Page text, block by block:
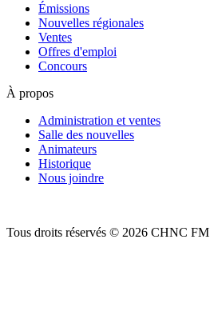
Émissions
Nouvelles régionales
Ventes
Offres d'emploi
Concours
À propos
Administration et ventes
Salle des nouvelles
Animateurs
Historique
Nous joindre
Tous droits réservés © 2026 CHNC FM